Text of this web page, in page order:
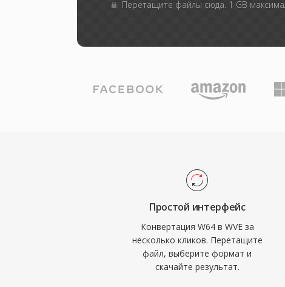
Перетащите файлы сюда. 1 GB
Простой интерфейс
Конвертация W64 в WVE за
несколько кликов. Перетащите
файл, выберите формат и
скачайте результат.